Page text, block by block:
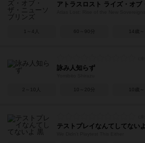
アトラスロスト ライズ・オブ
1～4人 60～90分 14歳～
詠み人知らず
2～10人 10～20分 10歳～
テストプレイなんてしてない